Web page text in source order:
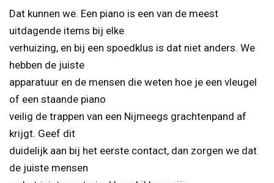
Dat kunnen we. Een piano is een van de meest
uitdagende items bij elke
verhuizing, en bij een spoedklus is dat niet anders. We
hebben de juiste
apparatuur en de mensen die weten hoe je een vleugel
of een staande piano
veilig de trappen van een Nijmeegs grachtenpand af
krijgt. Geef dit
duidelijk aan bij het eerste contact, dan zorgen we dat
de juiste mensen